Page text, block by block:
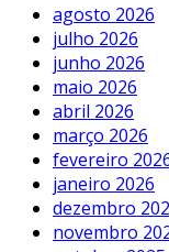
agosto 2026
julho 2026
junho 2026
maio 2026
abril 2026
março 2026
fevereiro
janeiro 2026
dezembro
novembro